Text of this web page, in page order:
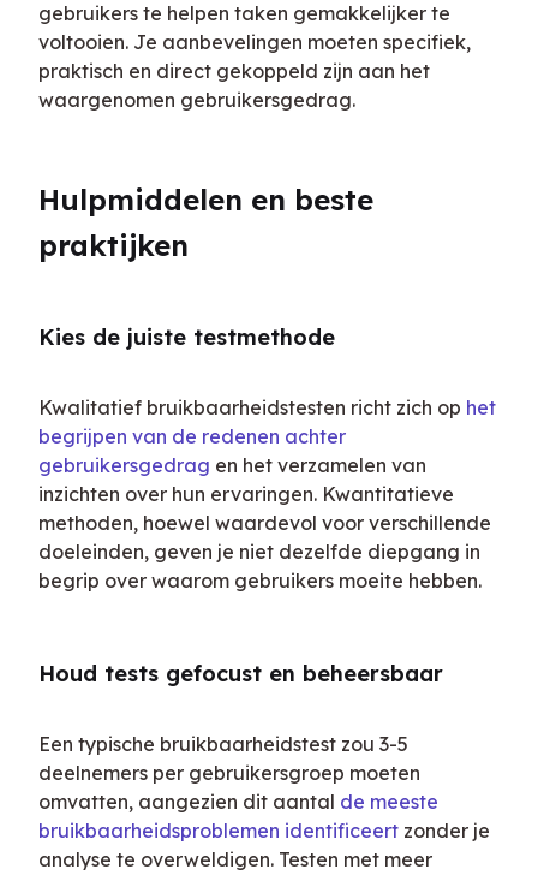
gebruikers te helpen taken gemakkelijker te
voltooien. Je aanbevelingen moeten specifiek,
praktisch en direct gekoppeld zijn aan het
waargenomen gebruikersgedrag.
Hulpmiddelen en beste
praktijken
Kies de juiste testmethode
Kwalitatief bruikbaarheidstesten richt zich op het
begrijpen van de redenen achter
gebruikersgedrag en het verzamelen van
inzichten over hun ervaringen. Kwantitatieve
methoden, hoewel waardevol voor verschillende
doeleinden, geven je niet dezelfde diepgang in
begrip over waarom gebruikers moeite hebben.
Houd tests gefocust en beheersbaar
Een typische bruikbaarheidstest zou 3-5
deelnemers per gebruikersgroep moeten
omvatten, aangezien dit aantal de meeste
bruikbaarheidsproblemen identificeert zonder je
analyse te overweldigen. Testen met meer